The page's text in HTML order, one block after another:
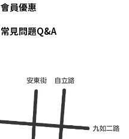
會員優惠
常見問題Q&A